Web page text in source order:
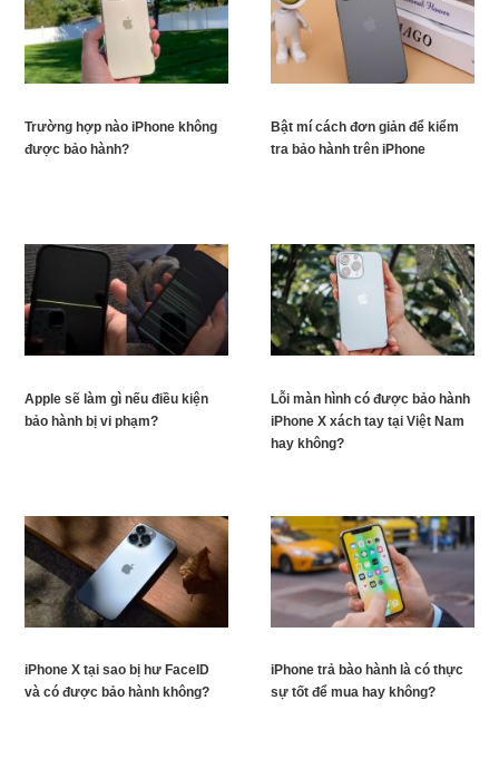
Trường hợp nào iPhone không
được bảo hành?
Bật mí cách đơn giản để kiểm
tra bảo hành trên iPhone
Apple sẽ làm gì nếu điều kiện
bảo hành bị vi phạm?
Lỗi màn hình có được bảo hành
iPhone X xách tay tại Việt Nam
hay không?
iPhone X tại sao bị hư FaceID
và có được bảo hành không?
iPhone trả bào hành là có thực
sự tốt để mua hay không?